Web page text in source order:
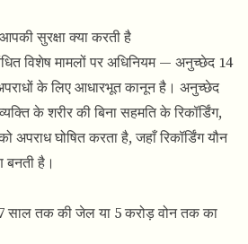
सुरक्षा क्या करती है
विशेष मामलों पर अधिनियम — अनुच्छेद 14
के लिए आधारभूत कानून है। अनुच्छेद
के शरीर की बिना सहमति के रिकॉर्डिंग,
अपराध घोषित करता है, जहाँ रिकॉर्डिंग यौन
बनती है।
साल तक की जेल या 5 करोड़ वोन तक का